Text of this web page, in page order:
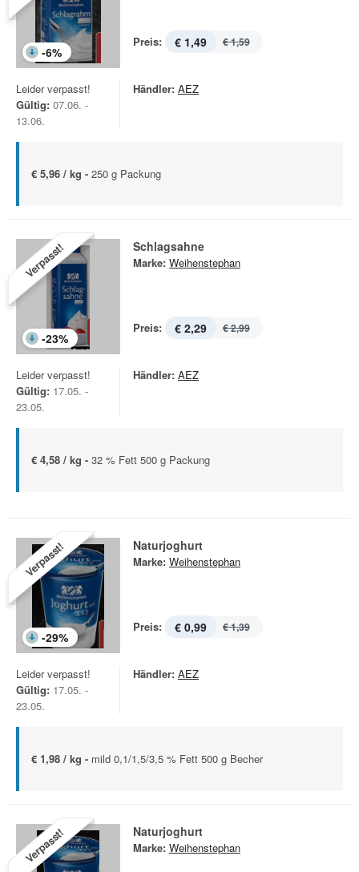
-6%
Preis: € 1,49 € 1,59
Leider verpasst!
Gültig: 07.06. -
13.06.
Händler: AEZ
€ 5,96 / kg - 250 g Packung
Verpasst!
-23%
Schlagsahne
Marke: Weihenstephan
Preis: € 2,29 € 2,99
Leider verpasst!
Gültig: 17.05. -
23.05.
Händler: AEZ
€ 4,58 / kg - 32 % Fett 500 g Packung
Verpasst!
-29%
Naturjoghurt
Marke: Weihenstephan
Preis: € 0,99 € 1,39
Leider verpasst!
Gültig: 17.05. -
23.05.
Händler: AEZ
€ 1,98 / kg - mild 0,1/1,5/3,5 % Fett 500 g Becher
Verpasst! Naturjoghurt
Marke: Weihenstephan